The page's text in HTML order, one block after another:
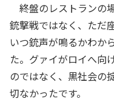
終盤のレストランの
銃撃戦ではなく、ただ
いつ銃声が鳴るかわか
た。グァイがロイへ向
のではなく、黒社会の
切なかったです。